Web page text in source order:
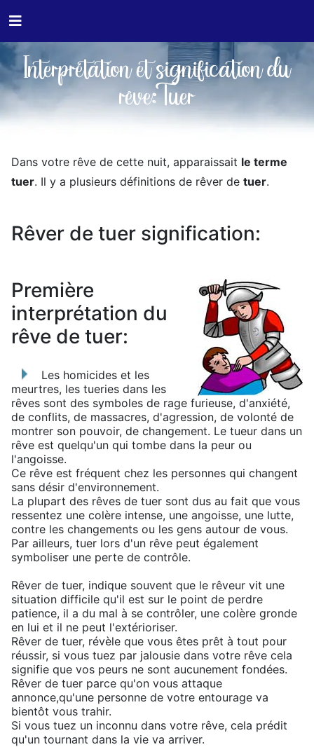
Interprétation et signification du
rêve:Tuer
Dans votre rêve de cette nuit, apparaissait le terme
tuer. Il y a plusieurs définitions de rêver de tuer.
Rêver de tuer signification:
Première
interprétation du
rêve de tuer:
Les homicides et les
meurtres, les tueries dans les
rêves sont des symboles de rage furieuse, d'anxiété,
de conflits, de massacres, d'agression, de volonté de
montrer son pouvoir, de changement. Le tueur dans un
rêve est quelqu'un qui tombe dans la peur ou
l'angoisse.
Ce rêve est fréquent chez les personnes qui changent
sans désir d'environnement.
La plupart des rêves de tuer sont dus au fait que vous
ressentez une colère intense, une angoisse, une lutte,
contre les changements ou les gens autour de vous.
Par ailleurs, tuer lors d'un rêve peut également
symboliser une perte de contrôle.
Rêver de tuer, indique souvent que le rêveur vit une
situation difficile qu'il est sur le point de perdre
patience, il a du mal à se contrôler, une colère gronde
en lui et il ne peut l'extérioriser.
Rêver de tuer, révèle que vous êtes prêt à tout pour
réussir, si vous tuez par jalousie dans votre rêve cela
signifie que vos peurs ne sont aucunement fondées.
Rêver de tuer parce qu'on vous attaque
annonce,qu'une personne de votre entourage va
bientôt vous trahir.
Si vous tuez un inconnu dans votre rêve, cela prédit
qu'un tournant dans la vie va arriver.